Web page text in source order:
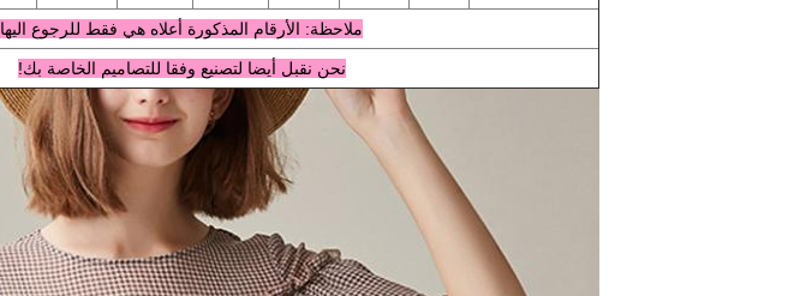
ملاحظة: الأرقام المذكورة أعلاه هي فقط للرجوع اليها
نحن نقبل أيضا لتصنيع وفقا للتصاميم الخاصة بك!